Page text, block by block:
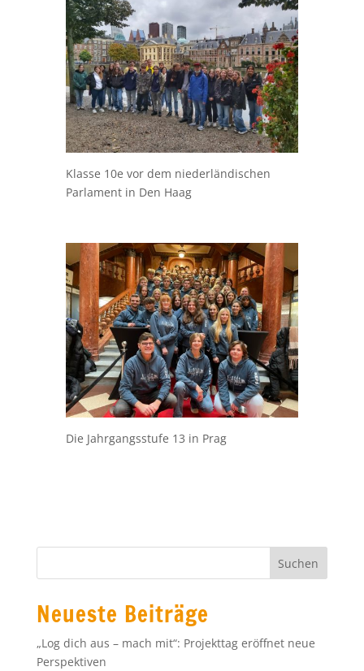
Klasse 10e vor dem niederländischen
Parlament in Den Haag
Die Jahrgangsstufe 13 in Prag
Neueste Beiträge
„Log dich aus – mach mit“: Projekttag eröffnet neue
Perspektiven